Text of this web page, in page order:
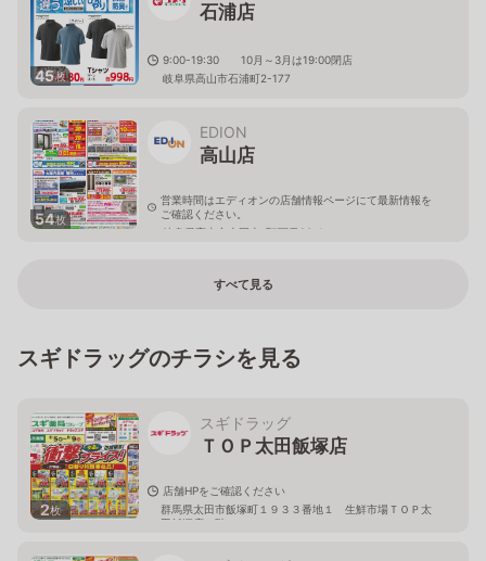
45枚
石浦店
9:00-19:30 10月～3月は19:00閉店
岐阜県高山市石浦町2-177
54枚
EDION
高山店
営業時間はエディオンの店舗情報ページにて最新情報を
ご確認ください。
岐阜県高山市上岡本町7丁目93-1
すべて見る
スギドラッグのチラシを見る
2枚
スギドラッグ
ＴＯＰ太田飯塚店
店舗HPをご確認ください
群馬県太田市飯塚町１９３３番地１ 生鮮市場ＴＯＰ太
田飯塚店１階